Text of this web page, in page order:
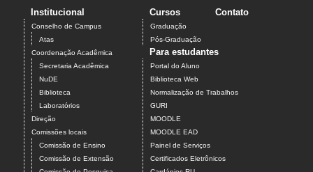
Institucional
Conselho de Campus
Atas
Coordenação Acadêmica
Secretaria Acadêmica
NuDE
Biblioteca
Laboratórios
Direção
Comissões locais
Comissão de Ensino
Comissão de Extensão
Cursos
Graduação
Pós-Graduação
Contato
Para estudantes
Portal do Aluno
Biblioteca Web
Normalização de Trabalhos
GURI
MOODLE
MOODLE EAD
Painel de Serviços
Certificados Eletrônicos